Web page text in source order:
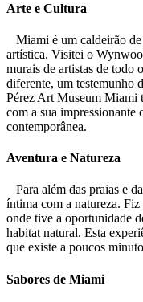
Arte e Cultura
Miami é um caldeirão de
artística. Visitei o
murais de artistas de todo
diferente, um testemunho
Pérez Art Museum Miami
com a sua impressionante
contemporânea.
Aventura e Natureza
Para além das praias e
íntima com a natureza.
onde tive a oportunidade
habitat natural. Esta
que existe a poucos
Sabores de Miami